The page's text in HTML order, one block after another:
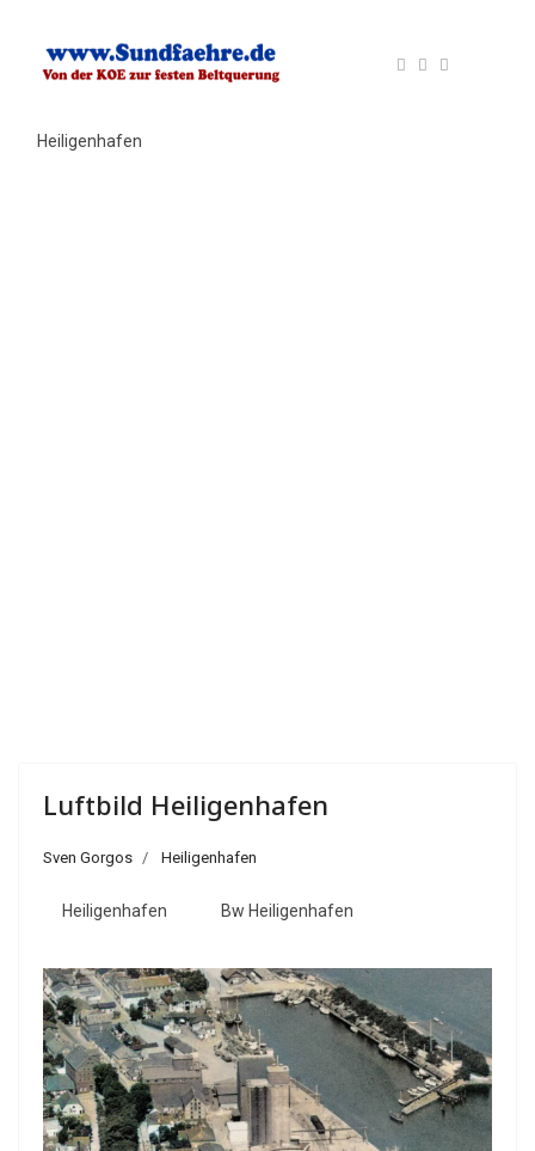
Heiligenhafen
Luftbild Heiligenhafen
Sven Gorgos Heiligenhafen
Heiligenhafen Bw Heiligenhafen